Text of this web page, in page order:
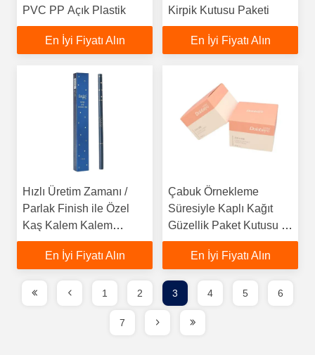
PVC PP Açık Plastik
En İyi Fiyatı Alın
Kirpik Kutusu Paketi
En İyi Fiyatı Alın
Hızlı Üretim Zamanı /
Parlak Finish ile Özel
Kaş Kalem Kalem
Karton Kozmetik
Ambalaj Kutusu
En İyi Fiyatı Alın
Çabuk Örnekleme
Süresiyle Kaplı Kağıt
Güzellik Paket Kutusu 4-
5 Gün
En İyi Fiyatı Alın
1 2 3 4 5 6
7